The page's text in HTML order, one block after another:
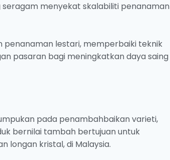
menyekat skalabiliti
penanaman lestari, memperbaiki teknik
pasaran bagi meningkatkan daya saing
pada penambahbaikan varieti,
bernilai tambah bertujuan untuk
longan kristal, di Malaysia.